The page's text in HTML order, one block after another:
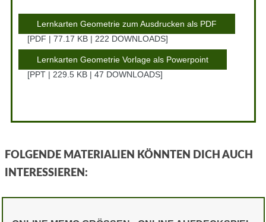
Lernkarten Geometrie zum Ausdrucken als PDF
PDF | 77.17 KB | 222 DOWNLOADS
Lernkarten Geometrie Vorlage als Powerpoint
PPT | 229.5 KB | 47 DOWNLOADS
FOLGENDE MATERIALIEN KÖNNTEN DICH AUCH
INTERESSIEREN: